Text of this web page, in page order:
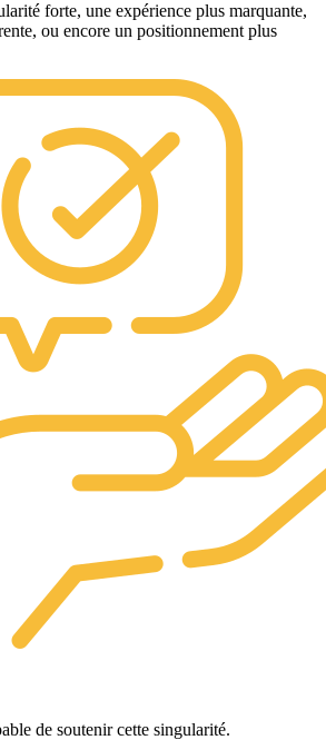
forte, une expérience plus marquante,
ou encore un positionnement plus
de soutenir cette singularité.